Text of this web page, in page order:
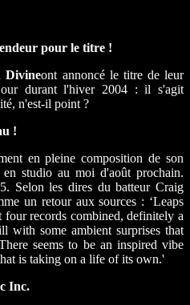
pour le titre !
Divineont annoncé le titre de leur
durant l'hiver 2004 : il s'agit
n'est-il point ?
!
en pleine composition de son
studio au moi d'août prochain.
Selon les dires du batteur Craig
un retour aux sources : ‘Leaps
four records combined, definitely a
with some ambient surprises that
seems to be an inspired vibe
is taking on a life of its own.'
Inc.